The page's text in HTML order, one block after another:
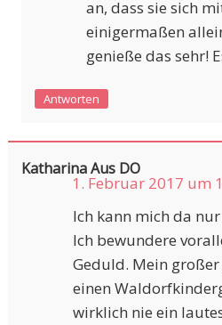
an, dass sie sich
einigermaßen
genieße das sehr!
Antworten
Katharina Aus DO
1. Februar 2017 um
Ich kann mich da
Ich bewundere
Geduld. Mein
einen
wirklich nie ein